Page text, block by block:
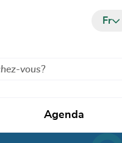
Fr
Agenda